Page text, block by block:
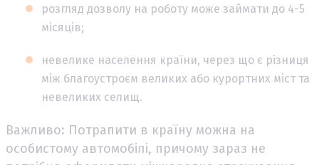
розгляд дозволу на роботу може займати до 4-5
місяців;
невелике населення країни, через що є різниця
між благоустроєм великих або курортних міст та
невеликих селищ.
Важливо: Потрапити в країну можна на
особистому автомобілі, причому зараз не